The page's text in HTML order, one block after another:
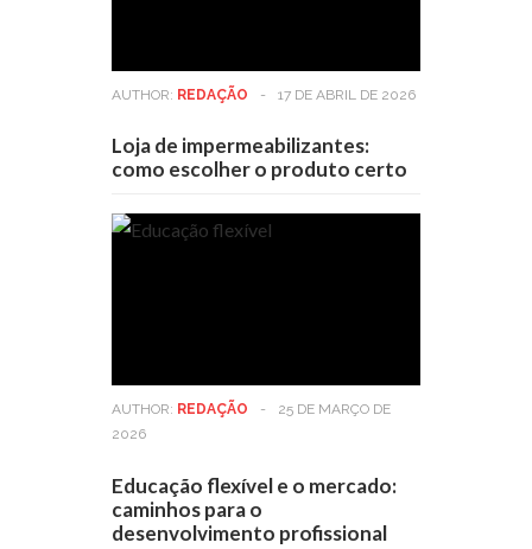
AUTHOR: REDAÇÃO - 17 DE ABRIL DE 2026
Loja de impermeabilizantes:
como escolher o produto certo
AUTHOR: REDAÇÃO -
25 DE MARÇO DE
2026
Educação flexível e o mercado:
caminhos para o
desenvolvimento profissional